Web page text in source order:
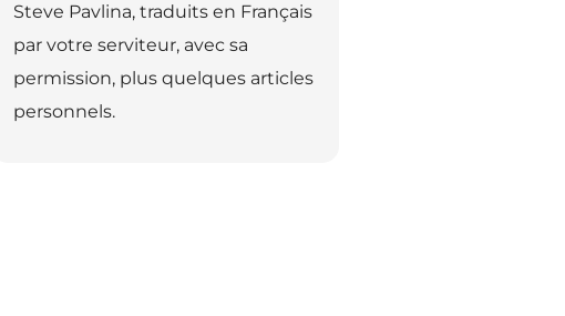
Steve Pavlina, traduits en Français
par votre serviteur, avec sa
permission, plus quelques articles
personnels.